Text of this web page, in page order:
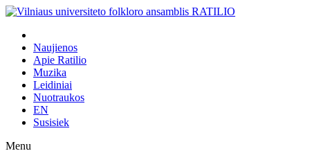
Naujienos
Apie Ratilio
Muzika
Leidiniai
Nuotraukos
EN
Susisiek
Menu